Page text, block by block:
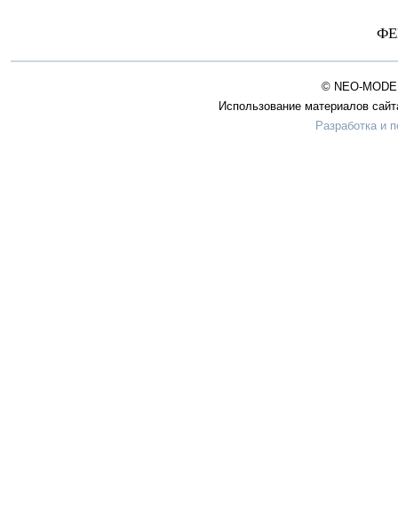
© NEO-
Использование материалов
Разработка и